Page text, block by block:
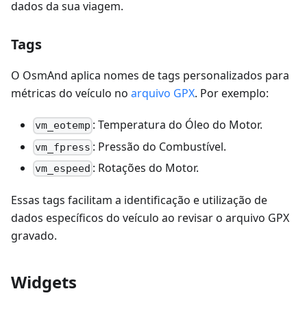
dados da sua viagem.
Tags
O OsmAnd aplica nomes de tags personalizados para
métricas do veículo no arquivo GPX. Por exemplo:
vm_eotemp : Temperatura do Óleo do Motor.
vm_fpress : Pressão do Combustível.
vm_espeed : Rotações do Motor.
Essas tags facilitam a identificação e utilização de
dados específicos do veículo ao revisar o arquivo GPX
gravado.
Widgets